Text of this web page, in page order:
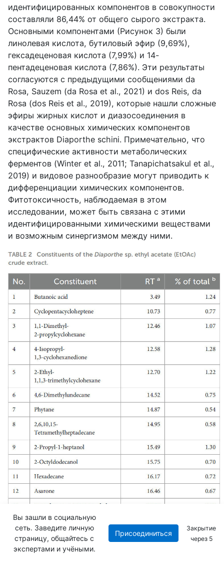
идентифицированных компонентов в совокупности
составляли 86,44% от общего сырого экстракта.
Основными компонентами (Рисунок 3) были
линолевая кислота, бутиловый эфир (9,69%),
гексадеценовая кислота (7,99%) и 14-
пентадеценовая кислота (7,86%). Эти результаты
согласуются с предыдущими сообщениями da
Rosa, Sauzem (da Rosa et al., 2021) и dos Reis, da
Rosa (dos Reis et al., 2019), которые нашли сложные
эфиры жирных кислот и диазосоединения в
качестве основных химических компонентов
экстрактов Diaporthe schini. Примечательно, что
специфические активности метаболических
ферментов (Winter et al., 2011; Tanapichatsakul et al.,
2019) и видовое разнообразие могут приводить к
дифференциации химических компонентов.
Фитотоксичность, наблюдаемая в этом
исследовании, может быть связана с этими
идентифицированными химическими веществами
и возможным синергизмом между ними.
Вы зашли в социальную
сеть. Заведите личную
страницу, общайтесь с
экспертами и учёными.
Присоединиться
Закрытие
через 4